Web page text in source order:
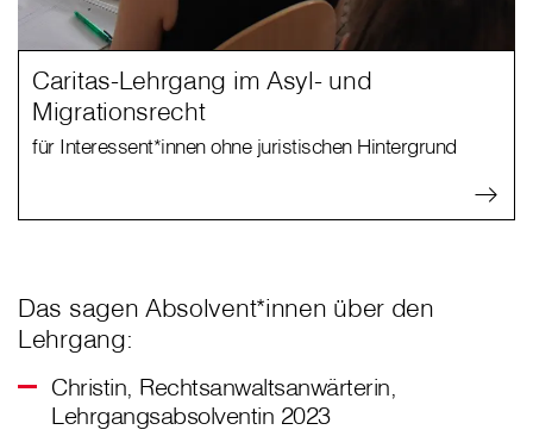
Caritas-Lehrgang im Asyl- und
Migrationsrecht
für Interessent*innen ohne juristischen Hintergrund
Das sagen Absolvent*innen über den
Lehrgang:
Christin, Rechtsanwaltsanwärterin,
Lehrgangsabsolventin 2023